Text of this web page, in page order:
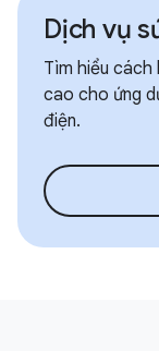
Dịch vụ
Tìm hiểu cách
cao cho ứng
điện.